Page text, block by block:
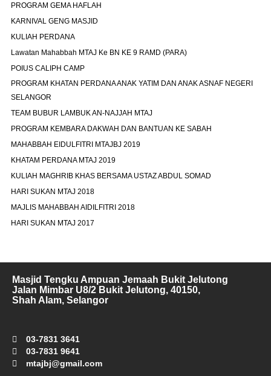
PROGRAM GEMA HAFLAH
KARNIVAL GENG MASJID
KULIAH PERDANA
Lawatan Mahabbah MTAJ Ke BN KE 9 RAMD (PARA)
POIUS CALIPH CAMP
PROGRAM KHATAN PERDANA ANAK YATIM DAN ANAK ASNAF NEGERI
SELANGOR
TEAM BUBUR LAMBUK AN-NAJJAH MTAJ
PROGRAM KEMBARA DAKWAH DAN BANTUAN KE SABAH
MAHABBAH EIDULFITRI MTAJBJ 2019
KHATAM PERDANA MTAJ 2019
KULIAH MAGHRIB KHAS BERSAMA USTAZ ABDUL SOMAD
HARI SUKAN MTAJ 2018
MAJLIS MAHABBAH AIDILFITRI 2018
HARI SUKAN MTAJ 2017
Masjid Tengku Ampuan Jemaah Bukit Jelutong
Jalan Mimbar U8/2 Bukit Jelutong, 40150,
Shah Alam, Selangor
03-7831 3641
03-7831 9641
mtajbj@gmail.com